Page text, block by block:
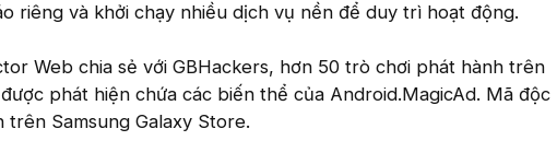
riêng và khởi chạy nhiều dịch vụ nền để duy trì hoạt động.
Web chia sẻ với GBHackers, hơn 50 trò chơi phát hành trên
phát hiện chứa các biến thể của Android.MagicAd. Mã độc
Samsung Galaxy Store.